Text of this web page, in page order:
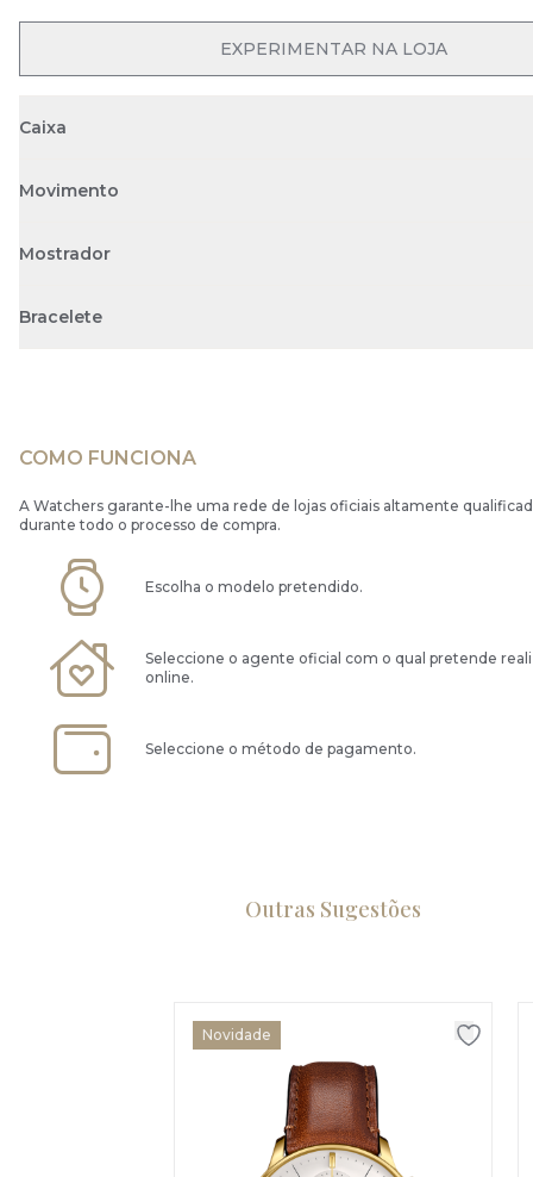
OPEN MENU
EXPERIMENTAR NA LOJA
Caixa
Movimento
Mostrador
Bracelete
COMO FUNCIONA
A Watchers garante-lhe uma rede de lojas oficiais altamente
durante todo o processo de compra.
Escolha o modelo pretendido.
Seleccione o agente oficial com o qual pretende
online.
Seleccione o método de pagamento.
Outras Sugestões
Novidade